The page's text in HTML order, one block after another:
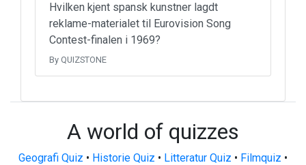
Hvilken kjent spansk kunstner lagdt
reklame-materialet til Eurovision Song
Contest-finalen i 1969?
By QUIZSTONE
A world of quizzes
Geografi Quiz • Historie Quiz • Litteratur Quiz • Filmquiz •